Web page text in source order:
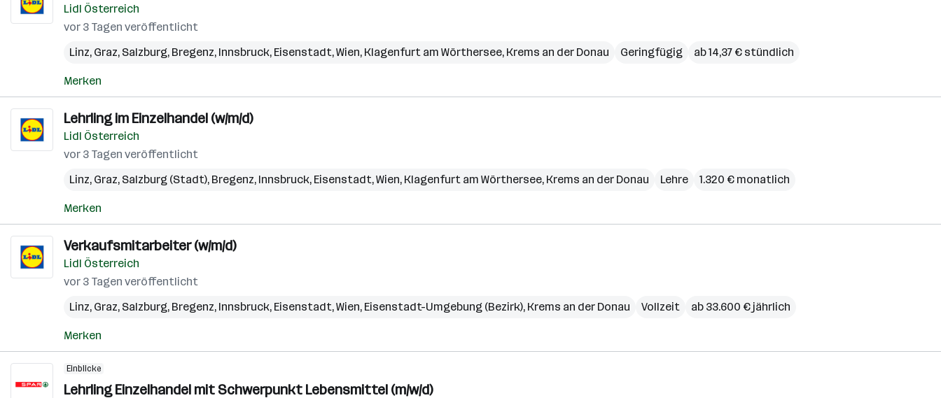
Lidl Österreich
vor 3 Tagen veröffentlicht
Linz, Graz, Salzburg, Bregenz, Innsbruck, Eisenstadt,Wien, Klagenfurt am Wörthersee, Krems an der Donau Geringfügig ab 14,37 € stündlich
Merken
Lehrling im Einzelhandel (w/m/d)
Lidl Österreich
vor 3 Tagen veröffentlicht
Linz, Graz, Salzburg (Stadt), Bregenz, Innsbruck, Eisenstadt,Wien, Klagenfurt am Wörthersee, Krems an der Donau Lehre 1.320 € monatlich
Merken
Verkaufsmitarbeiter (w/m/d)
Lidl Österreich
vor 3 Tagen veröffentlicht
Linz, Graz, Salzburg, Bregenz, Innsbruck, Eisenstadt,Wien, Eisenstadt-Umgebung (Bezirk), Krems an der Donau Vollzeit ab 33.600 € jährlich
Merken
Einblicke
Lehrling Einzelhandel mit Schwerpunkt Lebensmittel (m/w/d)